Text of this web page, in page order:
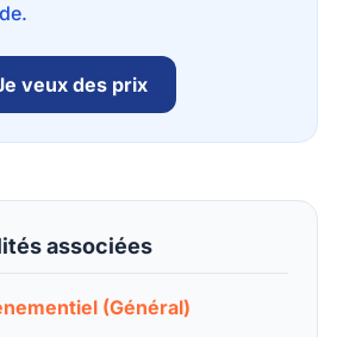
veux des prix
associées
(Général)